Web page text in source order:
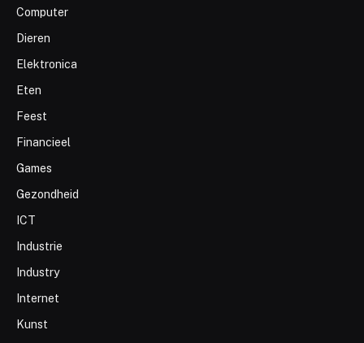
Computer
Dieren
Elektronica
Eten
Feest
Financieel
Games
Gezondheid
ICT
Industrie
Industry
Internet
Kunst